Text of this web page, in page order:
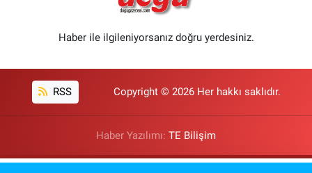
Haber ile ilgileniyorsanız doğru yerdesiniz.
RSS Copyright © 2026 Her hakkı saklıdır.
Haber Yazılımı: TE Bilişim